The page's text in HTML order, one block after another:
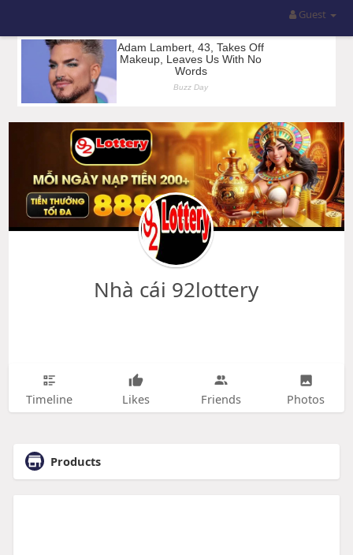
Guest
Nhà cái 92lottery
Timeline Likes Friends Photos
Products